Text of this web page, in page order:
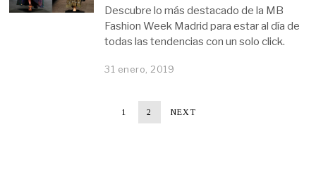
Descubre lo más destacado de la MB
Fashion Week Madrid para estar al día de
todas las tendencias con un solo click.
31 enero, 2019
1 2 NEXT